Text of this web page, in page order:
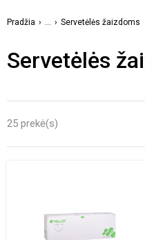
Pradžia ... Servetėlės žaizdoms
Servetėlės
25 prekė(s)